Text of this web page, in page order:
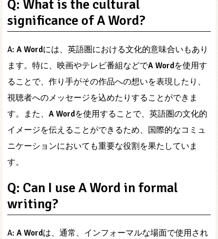
Q: What is the cultural
significance of A Word?
A: A Wordには、英語圏における文化的意味合いもあり
ます。特に、映画やテレビ番組などでA Wordを使用す
ることで、作り手がその作品への想いを表現したり、
視聴者へのメッセージを込めたりすることができま
す。また、 A Wordを使用することで、英語圏の文化的
イメージを伝えることができるため、国際的なコミュ
ニケーションにおいても重要な役割を果たしていま
す。
Q: Can I use A Word in formal
writing?
A: A Wordは、通常、インフォーマルな場面で使用され